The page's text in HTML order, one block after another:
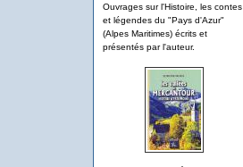
Ouvrages sur l'Histoire, les contes
et légendes du "Pays d'Azur"
(Alpes Maritimes) écrits et
présentés par l'auteur.